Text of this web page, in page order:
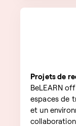
Projets de
BeLEARN
espaces de
et un